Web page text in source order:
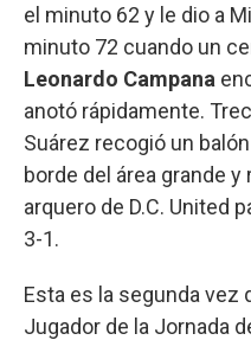
el minuto 62 y le dio a
minuto 72 cuando un
Leonardo Campana
anotó rápidamente.
Suárez recogió un
borde del área grande
arquero de D.C. United
3-1.
Esta es la segunda vez
Jugador de la Jornada